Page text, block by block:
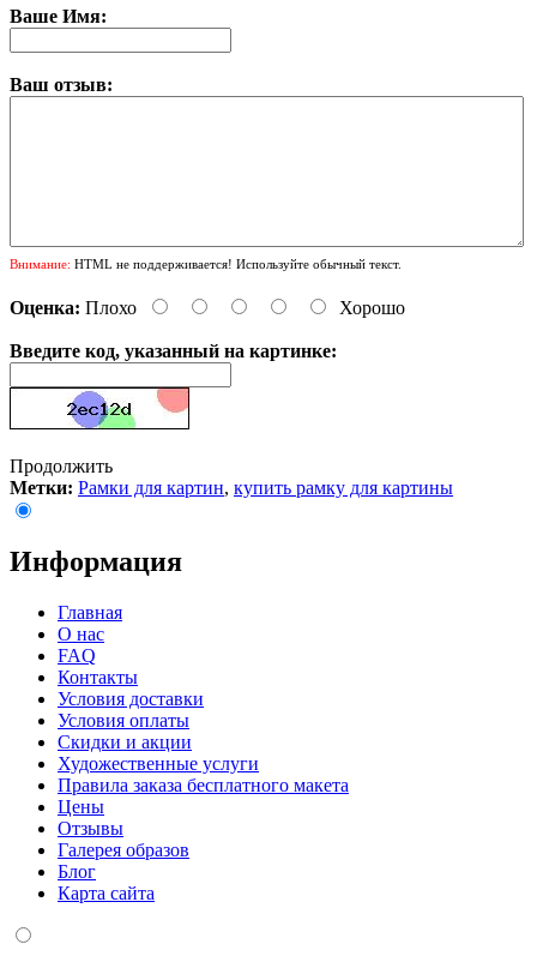
Ваше Имя:
Ваш отзыв:
Внимание: HTML не поддерживается! Используйте обычный текст.
Оценка: Плохо Хорошо
Введите код, указанный на картинке:
Продолжить
Метки: Рамки для картин, купить рамку для картины
Информация
Главная
О нас
FAQ
Контакты
Условия доставки
Условия оплаты
Скидки и акции
Художественные услуги
Правила заказа бесплатного макета
Цены
Отзывы
Галерея образов
Блог
Карта сайта